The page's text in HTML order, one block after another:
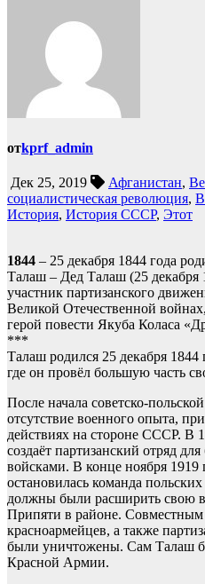
отkprf_admin
Дек 25, 2019 Афганистан,
социалистическая революция,
История, История СССР, Этот
1844 – 25 декабря 1844 года
Талаш – Дед Талаш (25 декабря
участник партизанского
Великой Отечественной
герой повести Якуба Коласа
***
Талаш родился 25 декабря 1844
где он провёл большую часть
После начала советско-
отсутствие военного опыта,
действиях на стороне СССР. В
создаёт партизанский отряд
войсками. В конце ноября 1919
остановилась команда
должны были расширить свою
Припяти в районе. Совместным
красноармейцев, а также
были уничтожены. Сам Талаш
Красной Армии.